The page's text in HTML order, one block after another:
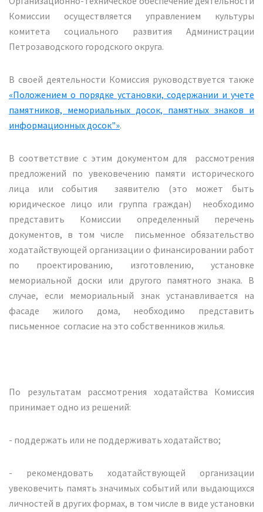
Комиссии осуществляется управлением культуры
комитета социального развития Администрации
Петрозаводского городского округа.
В своей деятельности Комиссия руководствуется также
«Положением о порядке установки, содержании и учете
памятников, мемориальных досок, памятных знаков и
информационных досок"».
В соответствие с этим документом для рассмотрения
предложений по увековечению памяти исторического
лица или события заявителю (это может быть
юридическое лицо или группа граждан) необходимо
представить Комиссии определенный перечень
документов, в том числе письменное обязательство
ходатайствующей организации о финансировании работ
по проектированию, изготовлению, установке
мемориальной доски или другого памятного знака. В
случае, если мемориальный знак устанавливается на
фасаде жилого дома, необходимо представить
письменное согласие на это собственников жилья.
По результатам рассмотрения ходатайства Комиссия
принимает одно из решений:
- поддержать или не поддерживать ходатайство;
- рекомендовать ходатайствующей организации
увековечить память значимых событий или выдающихся
личностей в других формах, в том числе в виде установки